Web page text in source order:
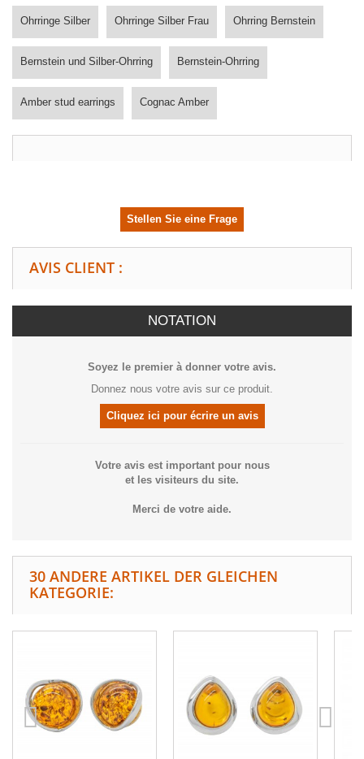
Ohrringe Silber Ohrringe Silber Frau Ohrring Bernstein
Bernstein und Silber-Ohrring Bernstein-Ohrring
Amber stud earrings Cognac Amber
Stellen Sie eine Frage
AVIS CLIENT :
NOTATION
Soyez le premier à donner votre avis.
Donnez nous votre avis sur ce produit.
Cliquez ici pour écrire un avis
Votre avis est important pour nous
et les visiteurs du site.
Merci de votre aide.
30 ANDERE ARTIKEL DER GLEICHEN
KATEGORIE: